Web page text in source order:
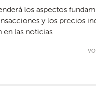
los aspectos
y los precios
las noticias.